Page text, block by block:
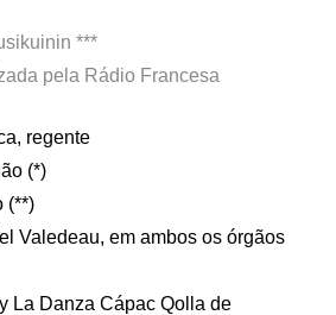
***
pela Rádio Francesa
regente
(*)
(**)
Valedeau, em ambos os órgãos
La Danza Cápac Qolla de